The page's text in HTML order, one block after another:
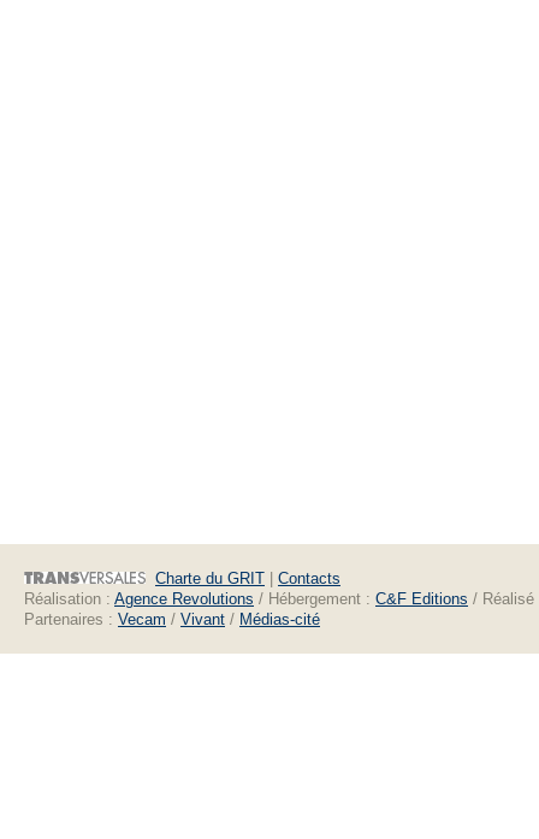
Charte du GRIT
Contacts
Réalisation : Agence Revolutions / Hébergement : C&F Editions /
Partenaires : Vecam / Vivant / Médias-cité